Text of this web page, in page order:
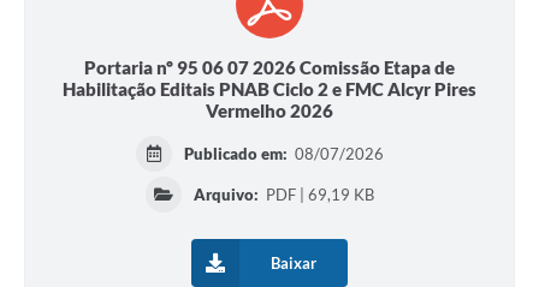
Portaria nº 95 06 07 2026 Comissão Etapa de
Habilitação Editais PNAB Ciclo 2 e FMC Alcyr Pires
Vermelho 2026
Publicado em: 08/07/2026
Arquivo: PDF | 69,19 KB
Baixar